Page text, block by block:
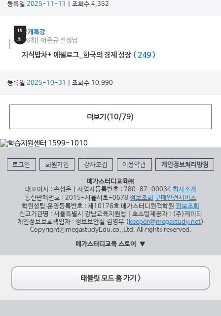
등록일 2025-11-11 | 조회수 4,352
19
초
공개특강
[사회] 어준규 선생님
지식밥차+ 에필로그_한국의 경제 성장 ( 249 )
등록일 2025-10-31 | 조회수 10,990
더보기(10/79)
로그인 회원가입 강사모집 이용약관 개인정보처리방침
메가스터디교육㈜
대표이사 : 손성은 | 사업자등록번호 : 780-87-00034 회사소개
통신판매번호 : 2015-서울서초-0678 정보조회 구매안전서비스
학원설립∙운영등록번호 : 제10176호 메가스터디원격학원 정보조회
신고기관명 : 서울특별시 강남교육지원청 | 호스팅제공자 : (주)케이티
개인정보보호책임자 : 정보보안실 김영무 ( keeper@megastudy.net)
CopyrightⓒmegastudyEdu.co.,Ltd. All rights reserved.
메가스터디교육 스토어
태블릿 모드 홈 가기 >